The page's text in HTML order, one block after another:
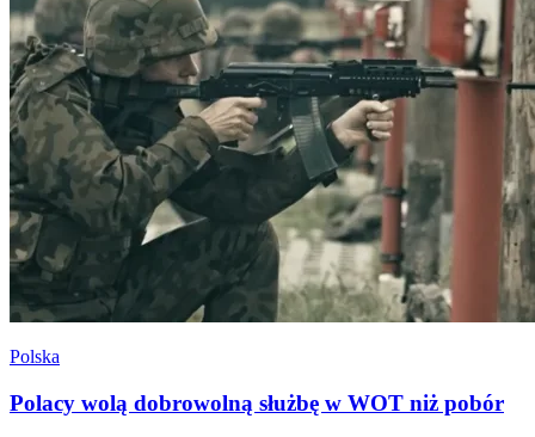
Polska
Polacy wolą dobrowolną służbę w WOT niż pobór